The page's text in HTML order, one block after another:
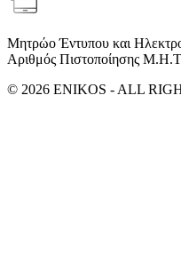
Μητρώο Έντυπου και
Αριθμός Πιστοποίησης
© 2026 ENIKOS - ALL